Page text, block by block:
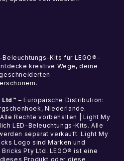
Kits für LEGO®-
kreative Wege, deine
Ltd™– Europäische Distribution:
Niederlande.
Rechte vorbehalten | Light My
LED-Beleuchtungs-Kits. Alle
separat verkauft. Light My
Logo sind Marken und
Pty Ltd. LEGO® ist eine
Produkt oder diese